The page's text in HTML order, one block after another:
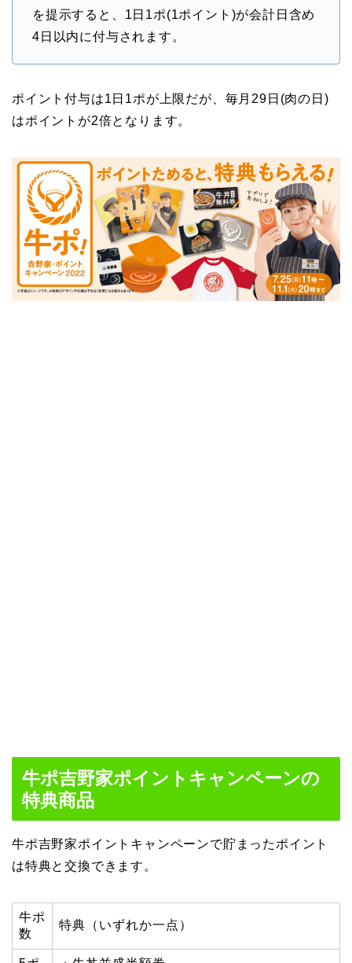
を提示すると、1日1ポ(1ポイント)が会計日含め
4日以内に付与されます。
ポイント付与は1日1ポが上限だが、毎月29日(肉の日)
はポイントが2倍となります。
牛ポ吉野家ポイントキャンペーンの
特典商品
牛ポ吉野家ポイントキャンペーンで貯まったポイント
は特典と交換できます。
牛ポ
数
特典（いずれか一点）